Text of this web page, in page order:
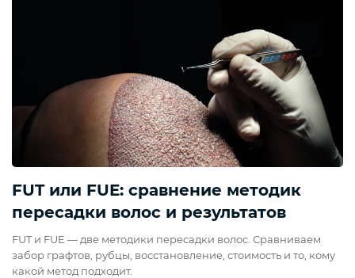
FUT или FUE: сравнение методик
пересадки волос и результатов
FUT и FUE — две методики пересадки волос. Сравниваем
забор графтов, рубцы, восстановление, стоимость и то, кому
какой метод подходит.